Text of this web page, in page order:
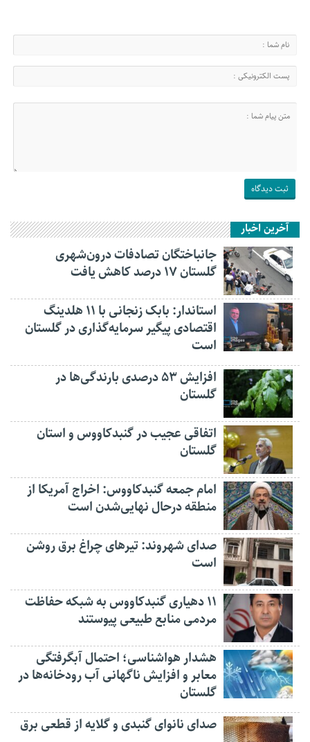
آخرین اخبار
جانباختگان تصادفات درون‌شهری
گلستان ۱۷ درصد کاهش یافت
استاندار: بابک زنجانی با ۱۱ هلدینگ
اقتصادی پیگیر سرمایه‌گذاری در گلستان
است
افزایش ۵۳ درصدی بارندگی‌ها در
گلستان
اتفاقی عجیب در‌ گنبدکاووس و استان
گلستان
امام جمعه گنبدکاووس: اخراج آمریکا از
منطقه درحال نهایی‌شدن است
صدای شهروند: تیرهای چراغ برق روشن
است
۱۱ دهیاری گنبدکاووس به شبکه حفاظت
مردمی منابع طبیعی پیوستند
هشدار هواشناسی؛ احتمال آبگرفتگی
معابر و افزایش ناگهانی آب رودخانه‌ها در
گلستان
صدای نانوای گنبدی و گلایه از قطعی برق